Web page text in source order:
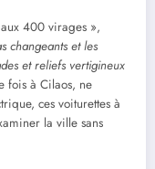
400 virages »,
changeants et les
et reliefs vertigineux
fois à Cilaos, ne
ces voiturettes à
la ville sans